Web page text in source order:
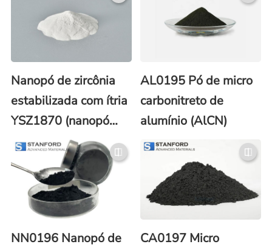
Nanopó de zircônia
estabilizada com ítria
YSZ1870 (nanopó
YTZP/YSZ)
AL0195 Pó de micro
carbonitreto de
alumínio (AlCN)
NN0196 Nanopó de
CA0197 Micro